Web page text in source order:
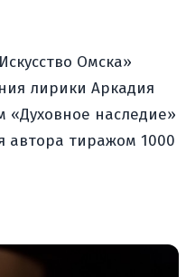
Омска»
лирики Аркадия
«Духовное наследие»
автора тиражом 1000